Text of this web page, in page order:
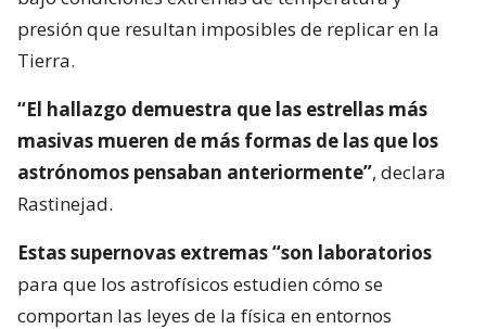
presión que resultan imposibles de replicar en la
Tierra.
“El hallazgo demuestra que las estrellas más
masivas mueren de más formas de las que los
astrónomos pensaban anteriormente”, declara
Rastinejad.
Estas supernovas extremas “son laboratorios
para que los astrofísicos estudien cómo se
comportan las leyes de la física en entornos